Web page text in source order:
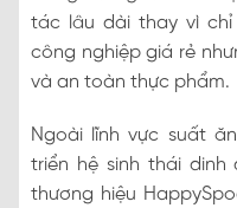
tác lâu dài thay vì
công nghiệp giá rẻ
và an toàn thực phẩm.
Ngoài lĩnh vực suất
triển hệ sinh thái
thương hiệu